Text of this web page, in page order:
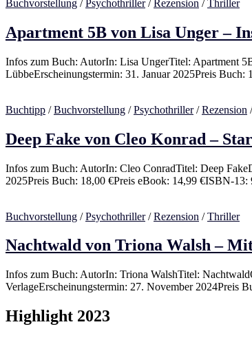
Buchvorstellung / Psychothriller/ Rezension / Thriller
Apartment 5B von Lisa Unger –
Infos zum Buch: AutorIn: Lisa UngerTitel: Apartment
LübbeErscheinungstermin: 31. Januar 2025Preis
Buchtipp /Buchvorstellung /Psychothriller/Rezension
Deep Fake von Cleo Konrad –
Infos zum Buch: AutorIn: Cleo ConradTitel: Deep
2025Preis Buch: 18,00 €Preis eBook: 14,99 €ISBN-
Buchvorstellung /Psychothriller/Rezension /Thriller
Nachtwald von Triona Walsh –
Infos zum Buch: AutorIn: Triona WalshTitel:
VerlageErscheinungstermin: 27. November
Highlight 2023